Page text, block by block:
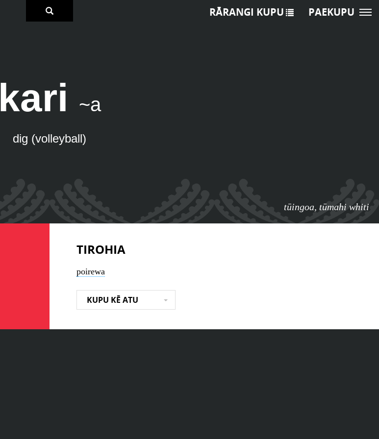
kari ~a
dig (volleyball)
tūingoa, tūmahi whiti
RĀRANGI KUPU PAEKUPU
TIROHIA
poirewa
KUPU KĒ ATU